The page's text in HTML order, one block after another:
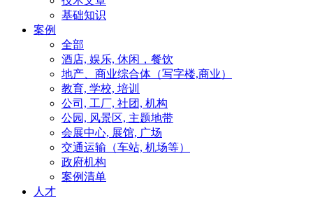
基础知识
案例
全部
酒店, 娱乐, 休闲，餐饮
地产、商业综合体（写字楼,商业）
教育, 学校, 培训
公司, 工厂, 社团, 机构
公园, 风景区, 主题地带
会展中心, 展馆, 广场
交通运输（车站, 机场等）
政府机构
案例清单
人才